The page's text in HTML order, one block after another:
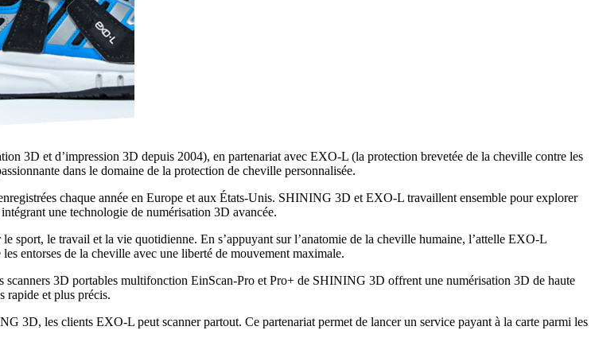
3D et d’impression 3D depuis 2004), en partenariat avec EXO-L (la protection brevetée de la cheville contre les
dans le domaine de la protection de cheville personnalisée.
chaque année en Europe et aux États-Unis. SHINING 3D et EXO-L travaillent ensemble pour explorer
une technologie de numérisation 3D avancée.
sport, le travail et la vie quotidienne. En s’appuyant sur l’anatomie de la cheville humaine, l’attelle EXO-L
entorses de la cheville avec une liberté de mouvement maximale.
3D portables multifonction EinScan-Pro et Pro+ de SHINING 3D offrent une numérisation 3D de haute
rapide et plus précis.
3D, les clients EXO-L peut scanner partout. Ce partenariat permet de lancer un service payant à la carte parmi les